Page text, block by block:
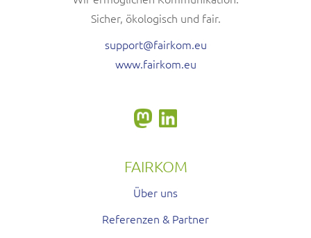
Sicher, ökologisch und fair.
support@fairkom.eu
www.fairkom.eu
FAIRKOM
Über uns
Referenzen & Partner